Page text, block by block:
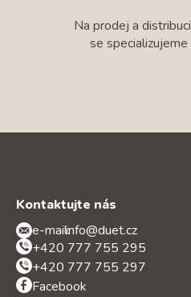
Na prodej a
se
Kontaktujte nás
e-mail:info@duet.cz
+420 777 755 295
+420 777 755 297
Facebook